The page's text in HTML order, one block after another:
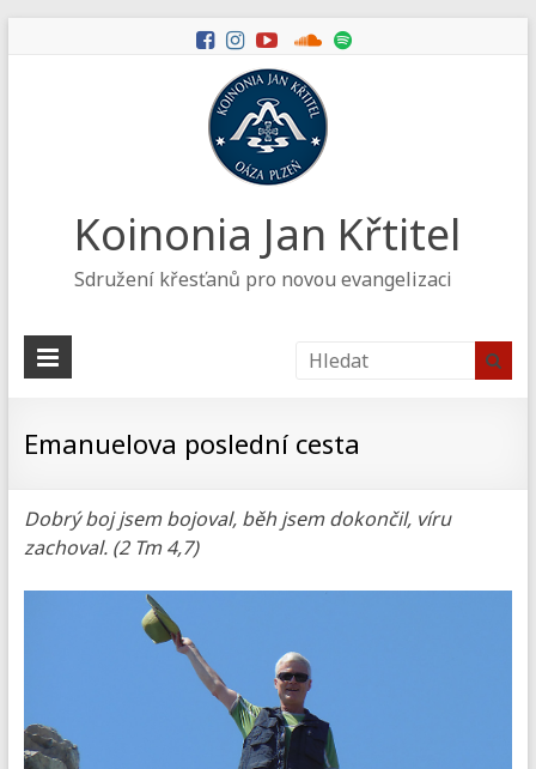
Koinonia Jan Křtitel
Sdružení křesťanů pro novou evangelizaci
Emanuelova poslední cesta
Dobrý boj jsem bojoval, běh jsem dokončil, víru
zachoval. (2 Tm 4,7)